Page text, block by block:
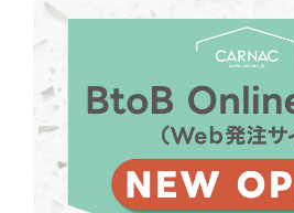
販促用POP
Stock status